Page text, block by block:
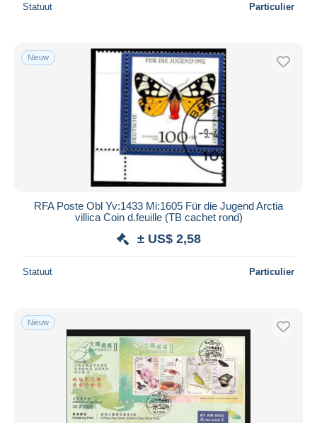
Statuut Particulier
Nieuw
RFA Poste Obl Yv:1433 Mi:1605 Für die Jugend Arctia
villica Coin d.feuille (TB cachet rond)
± US$ 2,58
Statuut Particulier
Nieuw